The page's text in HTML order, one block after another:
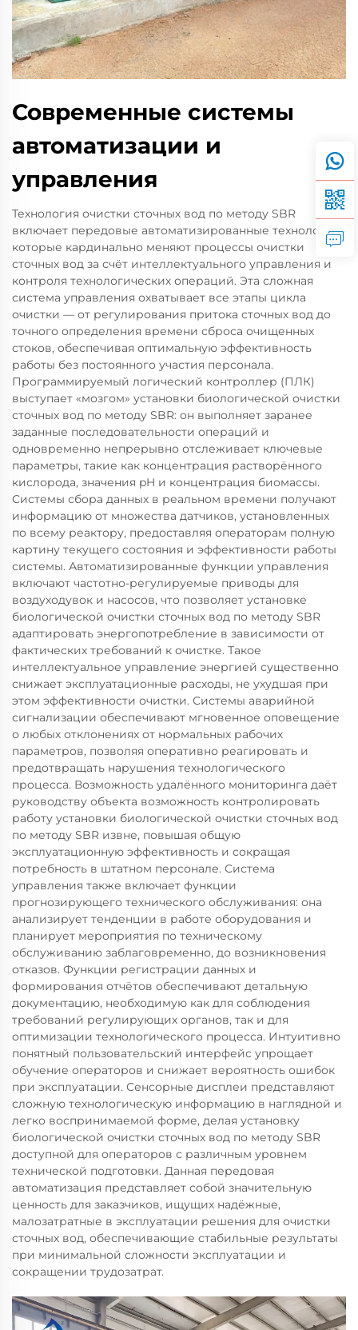
Современные системы
автоматизации и
управления
Технология очистки сточных вод по методу SBR
включает передовые автоматизированные технологии,
которые кардинально меняют процессы очистки
сточных вод за счёт интеллектуального управления и
контроля технологических операций. Эта сложная
система управления охватывает все этапы цикла
очистки — от регулирования притока сточных вод до
точного определения времени сброса очищенных
стоков, обеспечивая оптимальную эффективность
работы без постоянного участия персонала.
Программируемый логический контроллер (ПЛК)
выступает «мозгом» установки биологической очистки
сточных вод по методу SBR: он выполняет заранее
заданные последовательности операций и
одновременно непрерывно отслеживает ключевые
параметры, такие как концентрация растворённого
кислорода, значения pH и концентрация биомассы.
Системы сбора данных в реальном времени получают
информацию от множества датчиков, установленных
по всему реактору, предоставляя операторам полную
картину текущего состояния и эффективности работы
системы. Автоматизированные функции управления
включают частотно-регулируемые приводы для
воздуходувок и насосов, что позволяет установке
биологической очистки сточных вод по методу SBR
адаптировать энергопотребление в зависимости от
фактических требований к очистке. Такое
интеллектуальное управление энергией существенно
снижает эксплуатационные расходы, не ухудшая при
этом эффективности очистки. Системы аварийной
сигнализации обеспечивают мгновенное оповещение
о любых отклонениях от нормальных рабочих
параметров, позволяя оперативно реагировать и
предотвращать нарушения технологического
процесса. Возможность удалённого мониторинга даёт
руководству объекта возможность контролировать
работу установки биологической очистки сточных вод
по методу SBR извне, повышая общую
эксплуатационную эффективность и сокращая
потребность в штатном персонале. Система
управления также включает функции
прогнозирующего технического обслуживания: она
анализирует тенденции в работе оборудования и
планирует мероприятия по техническому
обслуживанию заблаговременно, до возникновения
отказов. Функции регистрации данных и
формирования отчётов обеспечивают детальную
документацию, необходимую как для соблюдения
требований регулирующих органов, так и для
оптимизации технологического процесса. Интуитивно
понятный пользовательский интерфейс упрощает
обучение операторов и снижает вероятность ошибок
при эксплуатации. Сенсорные дисплеи представляют
сложную технологическую информацию в наглядной и
легко воспринимаемой форме, делая установку
биологической очистки сточных вод по методу SBR
доступной для операторов с различным уровнем
технической подготовки. Данная передовая
автоматизация представляет собой значительную
ценность для заказчиков, ищущих надёжные,
малозатратные в эксплуатации решения для очистки
сточных вод, обеспечивающие стабильные результаты
при минимальной сложности эксплуатации и
сокращении трудозатрат.